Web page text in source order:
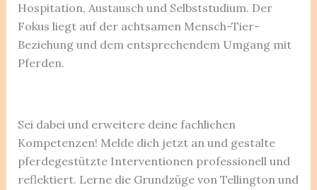
Hospitation, Austausch und Selbststudium. Der
Fokus liegt auf der achtsamen Mensch-Tier-
Beziehung und dem entsprechendem Umgang mit
Pferden.
Sei dabei und erweitere deine fachlichen
Kompetenzen! Melde dich jetzt an und gestalte
pferdegestützte Interventionen professionell und
reflektiert. Lerne die Grundzüge von Tellington und